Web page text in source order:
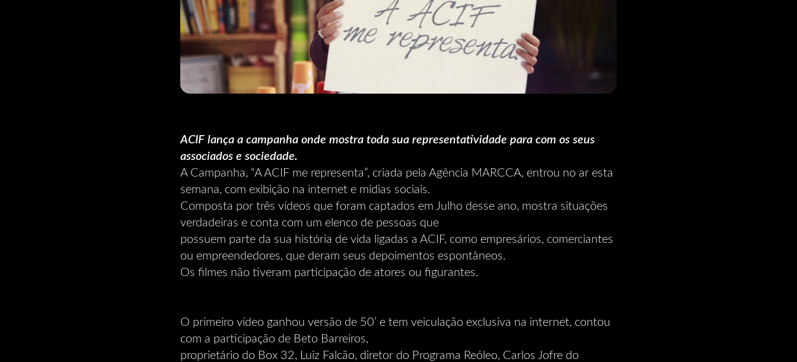
ACIF lança a campanha onde mostra toda sua representatividade para com os seus
associados e sociedade.
A Campanha, “A ACIF me representa”, criada pela Agência MARCCA, entrou no ar esta
semana, com exibição na internet e mídias sociais.
Composta por três vídeos que foram captados em Julho desse ano, mostra situações
verdadeiras e conta com um elenco de pessoas que
possuem parte da sua história de vida ligadas a ACIF, como empresários, comerciantes
ou empreendedores, que deram seus depoimentos espontâneos.
Os filmes não tiveram participação de atores ou figurantes.
O primeiro vídeo ganhou versão de 50’ e tem veiculação exclusiva na internet, contou
com a participação de Beto Barreiros,
proprietário do Box 32, Luiz Falcão, diretor do Programa Reóleo, Carlos Jofre do